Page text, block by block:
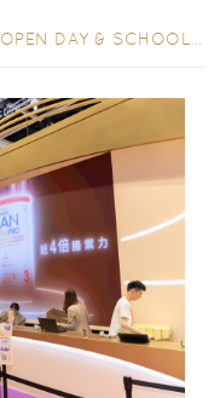
OPEN DAY & SCHOOL EVENTS